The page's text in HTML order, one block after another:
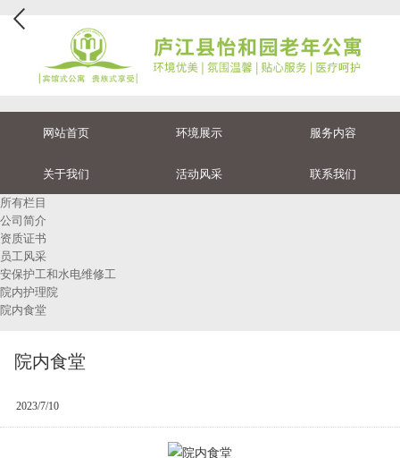
网站首页 环境展示 服务内容
关于我们 活动风采 联系我们
所有栏目
公司简介
资质证书
员工风采
安保护工和水电维修工
院内护理院
院内食堂
院内食堂
2023/7/10